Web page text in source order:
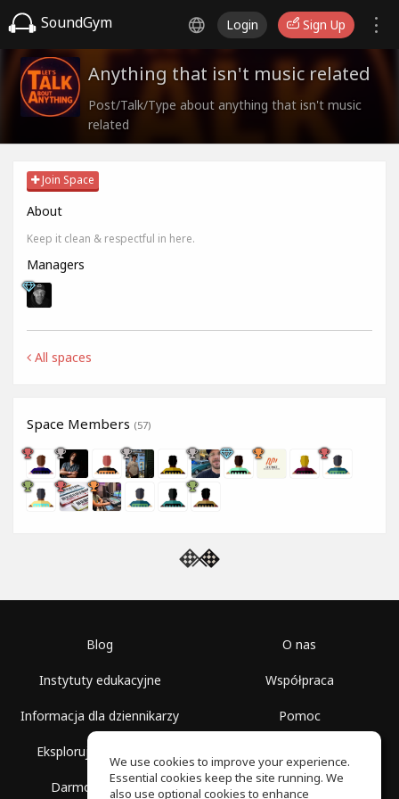
SoundGym Login Sign Up
Anything that isn't music related
Post/Talk/Type about anything that isn't music
related
Join Space
About
Keep it clean & respectful in here.
Managers
All spaces
Space Members (57)
Blog
Instytuty edukacyjne
Informacja dla dziennikarzy
Eksploruj przestrzenie
Darmowa szkoła
O nas
Współpraca
Pomoc
Polityka prywatności
We use cookies to improve your experience.
Essential cookies keep the site running. We
also use optional cookies to enhance